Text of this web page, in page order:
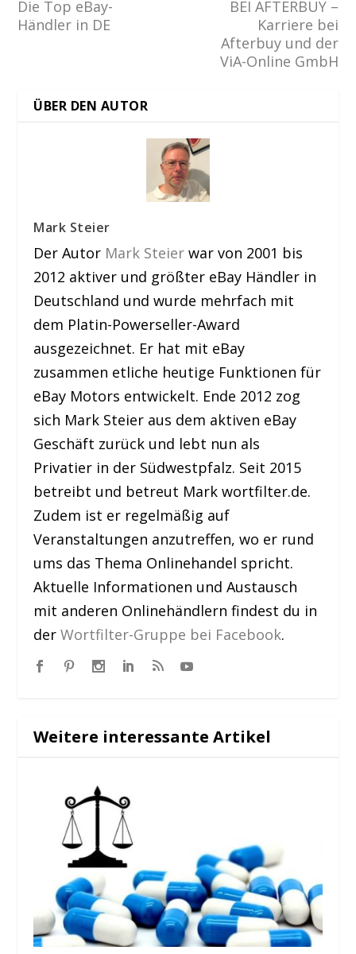
Die Top eBay-
Händler in DE
BEI AFTERBUY –
Karriere bei
Afterbuy und der
ViA-Online GmbH
ÜBER DEN AUTOR
Mark Steier
Der Autor Mark Steier war von 2001 bis
2012 aktiver und größter eBay Händler in
Deutschland und wurde mehrfach mit
dem Platin-Powerseller-Award
ausgezeichnet. Er hat mit eBay
zusammen etliche heutige Funktionen für
eBay Motors entwickelt. Ende 2012 zog
sich Mark Steier aus dem aktiven eBay
Geschäft zurück und lebt nun als
Privatier in der Südwestpfalz. Seit 2015
betreibt und betreut Mark wortfilter.de.
Zudem ist er regelmäßig auf
Veranstaltungen anzutreffen, wo er rund
ums das Thema Onlinehandel spricht.
Aktuelle Informationen und Austausch
mit anderen Onlinehändlern findest du in
derWortfilter-Gruppe bei Facebook.
Weitere interessante Artikel